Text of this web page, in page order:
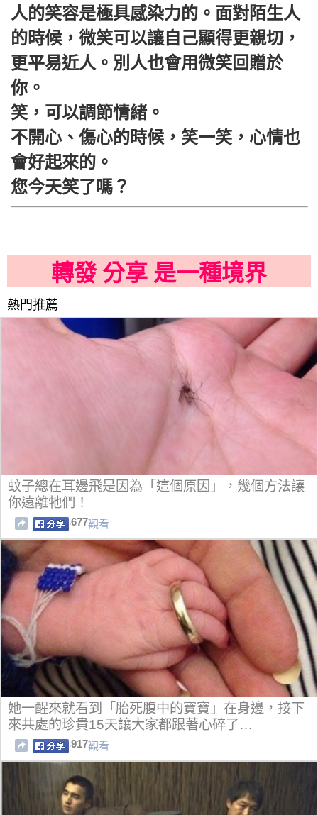
人的笑容是極具感染力的。面對陌生人
的時候，微笑可以讓自己顯得更親切，
更平易近人。別人也會用微笑回贈於
你。
笑，可以調節情緒。
不開心、傷心的時候，笑一笑，心情也
會好起來的。
您今天笑了嗎？
轉發 分享 是一種境界
熱門推薦
蚊子總在耳邊飛是因為「這個原因」，幾個方法讓
你遠離牠們！
677觀看
她一醒來就看到「胎死腹中的寶寶」在身邊，接下
來共處的珍貴15天讓大家都跟著心碎了…
917觀看